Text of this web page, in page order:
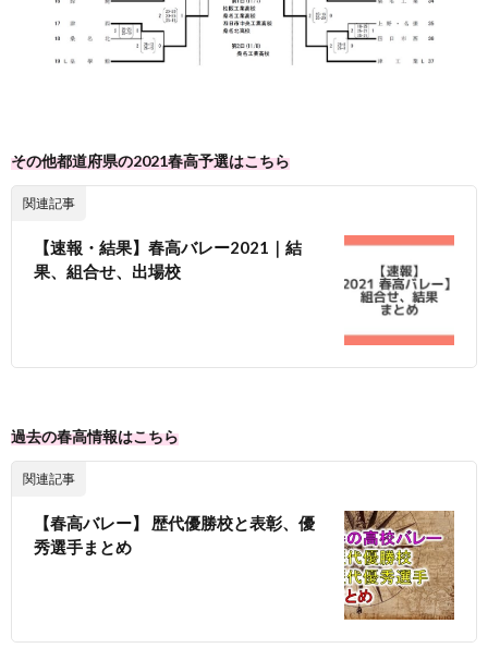
その他都道府県の2021春高予選はこちら
関連記事
【速報・結果】春高バレー2021｜結
果、組合せ、出場校
過去の春高情報はこちら
関連記事
【春高バレー】 歴代優勝校と表彰、優
秀選手まとめ